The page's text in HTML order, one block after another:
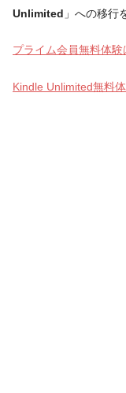
Unlimited 」への移行
プライム会員無料体験
Kindle Unlimited無料